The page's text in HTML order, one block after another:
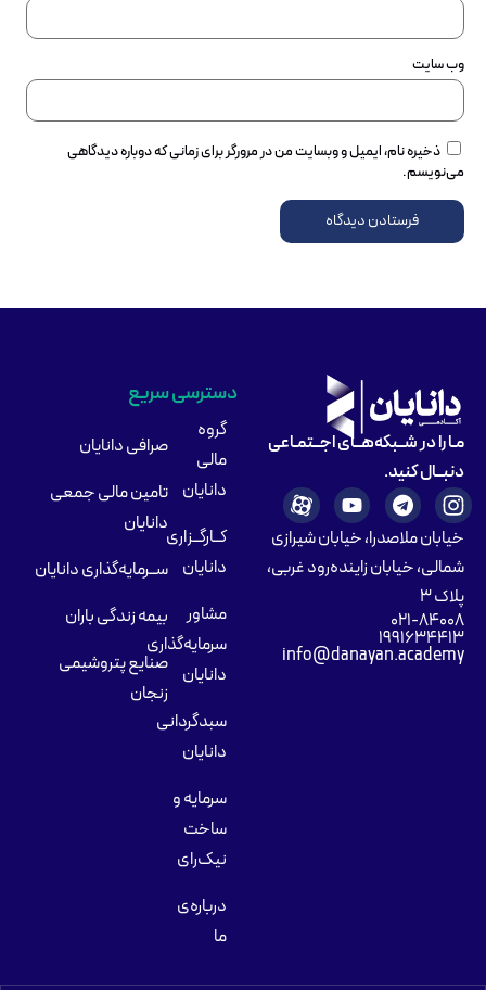
وب‌ سایت
ذخیره نام، ایمیل و وبسایت من در مرورگر برای زمانی که دوباره دیدگاهی
می‌نویسم.
مـا را در شــبکه‌هــای اجــتمـاعی
دنبــال کنید.
خیابان ملاصدرا، خیابان شیرازی
شمالی، خیابان زاینده‌رود غربی،
پلاک ۳
۰۲۱-۸۴۰۰۸
۱۹۹۱۶۳۴۴۱۳
info@danayan.academy
دسترسی سریع
گروه
مالی
دانایان
کــارگــزاری
دانایان
مشاور
سرمایه‌گذاری
دانایان
سبدگردانی
دانایان
سرمایه و
ساخت
نیک‌رای
درباره‌ی
ما
صرافی دانایان
تامین مالی جمعی
دانایان
ســرمایه‌گذاری دانایان
بیمه زندگی باران
صنایع پتروشیمی
زنجان